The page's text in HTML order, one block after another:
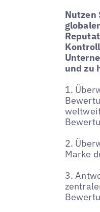
Nutzen
und zu
1.
2.
Marke
3.